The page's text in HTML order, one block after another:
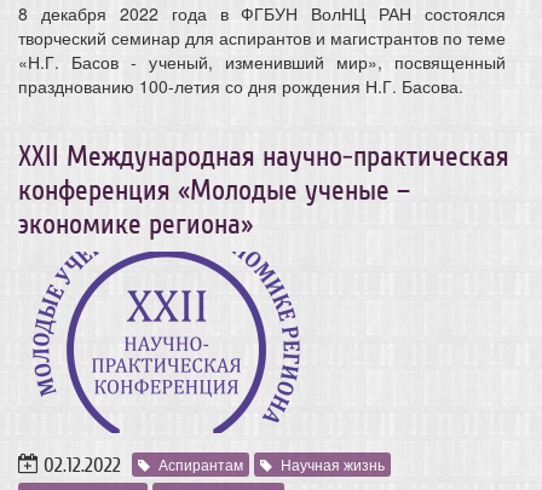
8 декабря 2022 года в ФГБУН ВолНЦ РАН состоялся
творческий семинар для аспирантов и магистрантов по теме
«Н.Г. Басов - ученый, изменивший мир», посвященный
празднованию 100-летия со дня рождения Н.Г. Басова.
ХХII Международная научно-практическая
конференция «Молодые ученые –
экономике региона»
02.12.2022 Аспирантам
Научная жизнь